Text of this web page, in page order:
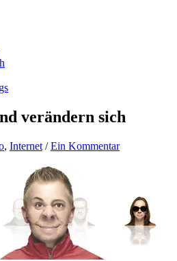
verändern sich
, Internet /Ein Kommentar